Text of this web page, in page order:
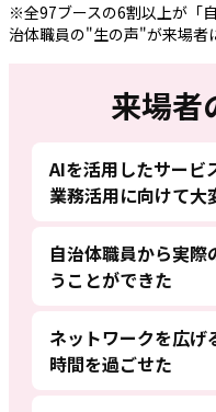
※全97ブースの6割以上が「
治体職員の"生の声"が来場者
来場
AIを活用したサービ
業務活用に向けて大
自治体職員から実
うことができた
ネットワークを広げ
時間を過ごせた